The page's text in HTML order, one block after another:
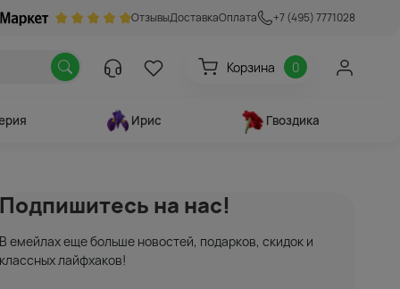
ОтзывыДоставкаОплата +7 (495) 7771028
Корзина 0
Ирис Гвоздика
Подпишитесь на нас!
В емейлах еще больше новостей, подарков, скидок и
классных лайфхаков!